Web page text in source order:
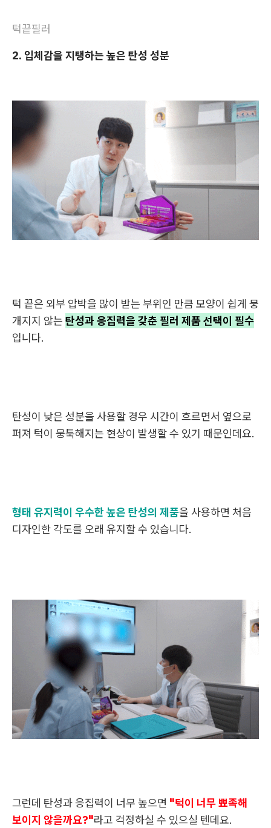
턱끝필러
2. 입체감을 지탱하는 높은 탄성 성분
턱 끝은 외부 압박을 많이 받는 부위인 만큼 모양이 쉽게 뭉
개지지 않는 탄성과 응집력을 갖춘 필러 제품 선택이 필수
입니다.
탄성이 낮은 성분을 사용할 경우 시간이 흐르면서 옆으로
퍼져 턱이 뭉툭해지는 현상이 발생할 수 있기 때문인데요.
형태 유지력이 우수한 높은 탄성의 제품을 사용하면 처음
디자인한 각도를 오래 유지할 수 있습니다.
그런데 탄성과 응집력이 너무 높으면 "턱이 너무 뾰족해
보이지 않을까요?"라고 걱정하실 수 있으실 텐데요.